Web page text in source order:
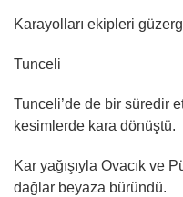
Karayolları ekipleri
Tunceli
Tunceli’de de bir süredir
kesimlerde kara dönüştü.
Kar yağışıyla Ovacık ve
dağlar beyaza büründü.